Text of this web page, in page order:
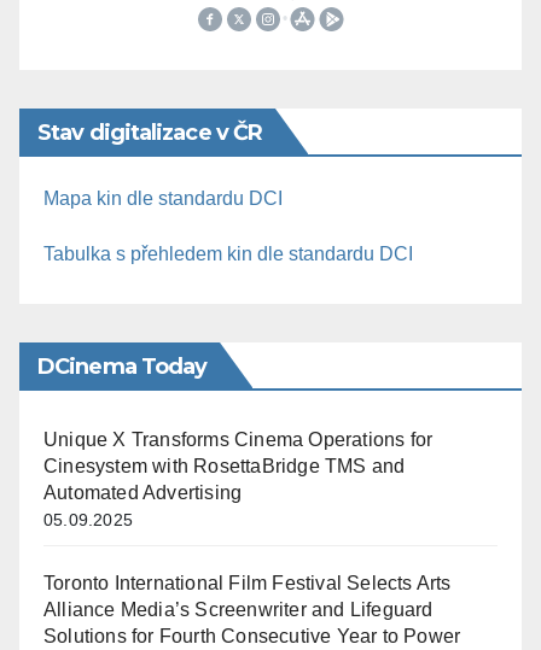
Stav digitalizace v ČR
Mapa kin dle standardu DCI
Tabulka s přehledem kin dle standardu DCI
DCinema Today
Unique X Transforms Cinema Operations for
Cinesystem with RosettaBridge TMS and
Automated Advertising
05.09.2025
Toronto International Film Festival Selects Arts
Alliance Media’s Screenwriter and Lifeguard
Solutions for Fourth Consecutive Year to Power